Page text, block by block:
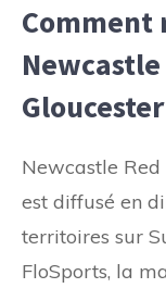
Comment
Newcastle
est diffusé en
territoires sur
FloSports, la